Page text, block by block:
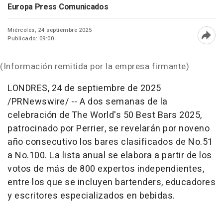
Europa Press Comunicados
Miércoles, 24 septiembre 2025
Publicado: 09:00
(Información remitida por la empresa firmante)
LONDRES, 24 de septiembre de 2025
/PRNewswire/ -- A dos semanas de la
celebración de The World's 50 Best Bars 2025,
patrocinado por Perrier, se revelarán por noveno
año consecutivo los bares clasificados de No.51
a No.100. La lista anual se elabora a partir de los
votos de más de 800 expertos independientes,
entre los que se incluyen bartenders, educadores
y escritores especializados en bebidas.